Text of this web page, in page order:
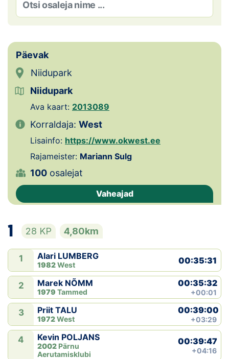
Kontakt
EOL
Galerii
Kalender
Tule klubisse!
Dokumendid
Klubid
Suletud maastikud
Püsirajad
Ajalugu
Koolitused
Päevak
Niidupark
Niidupark
Ava kaart: 2013089
Korraldaja: West
Lisainfo: https://www.okwest.ee
Rajameister: Mariann Sulg
100 osalejat
Vaheajad
1 28 KP 4,80km
1 Alari LUMBERG
1982West 00:35:31
2 Marek NÕMM
1979 Tammed
00:35:32
+00:01
3 Priit TALU
1972West
00:39:00
+03:29
4 Kevin POLJANS
2002 Pärnu
Aerutamisklubi
00:39:47
+04:16